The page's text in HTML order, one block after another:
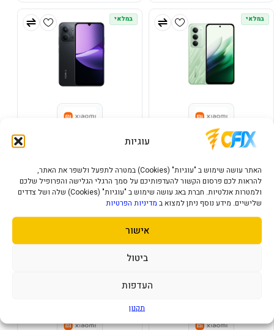
עוגיות
האתר עושה שימוש ב "עוגיות" (Cookies) במטרה לתפעל ולשפר את האתר,
להראות לכם פרסום הקשור להעדפותיכם על סמך הרגלי הגלישה והפרופיל שלכם
ולמטרות אנלטיות. חברת באג עושה שימוש ב "עוגיות" (Cookies) שלה ושל צדדים
שלישיים. מידע נוסף ניתן למצוא ב מדיניות הפרטיות
אישור
ביטול
העדפות
תקנון
במלאי
8GB+256GB בצבע ירוק
899
הוסף לסל
במלאי
799
הוסף לסל
במלאי